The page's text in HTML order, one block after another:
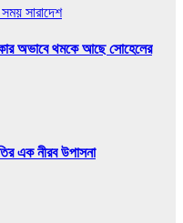
সময় সারাদেশ
অভাবে থমকে আছে সোহেলের
এক নীরব উপাসনা